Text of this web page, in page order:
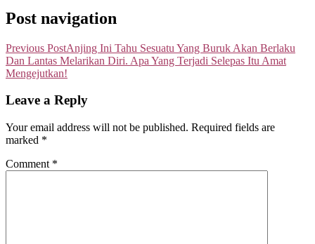
Post navigation
Previous PostAnjing Ini Tahu Sesuatu Yang Buruk Akan Berlaku
Dan Lantas Melarikan Diri. Apa Yang Terjadi Selepas Itu Amat
Mengejutkan!
Leave a Reply
Your email address will not be published. Required fields are
marked *
Comment *